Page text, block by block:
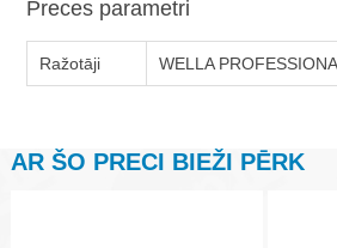
Preces parametri
Ražotāji WELLA
AR ŠO PRECI BIEŽI PĒRK